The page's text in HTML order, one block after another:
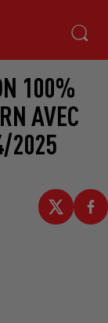
100%
AVEC
2025